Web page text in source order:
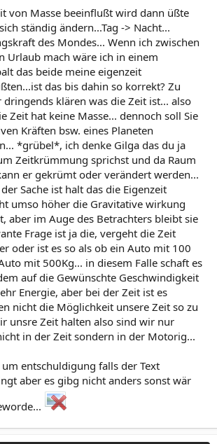
von Masse beeinflußt wird dann üßte
ständig ändern...Tag -> Nacht...
des Mondes... Wenn ich zwischen
Urlaub mach wäre ich in einem
das beide meine eigenzeit
das bis dahin so korrekt? Zu
klären was die Zeit ist... also
Zeit hat keine Masse... dennoch soll Sie
Kräften bsw. eines Planeten
*grübel*, ich denke Gilga das du ja
Zeitkrümmung sprichst und da Raum
er gekrümt oder verändert werden...
Sache ist halt das die Eigenzeit
umso höher die Gravitative wirkung
aber im Auge des Betrachters bleibt sie
Frage ist ja die, vergeht die Zeit
oder ist es so als ob ein Auto mit 100
mit 500Kg... in diesem Falle schaft es
auf die Gewünschte Geschwindigkeit
Energie, aber bei der Zeit ist es
nicht die Möglichkeit unsere Zeit so zu
unsre Zeit halten also sind wir nur
in der Zeit sondern in der Motorig...
entschuldigung falls der Text
aber es gibg nicht anders sonst wär